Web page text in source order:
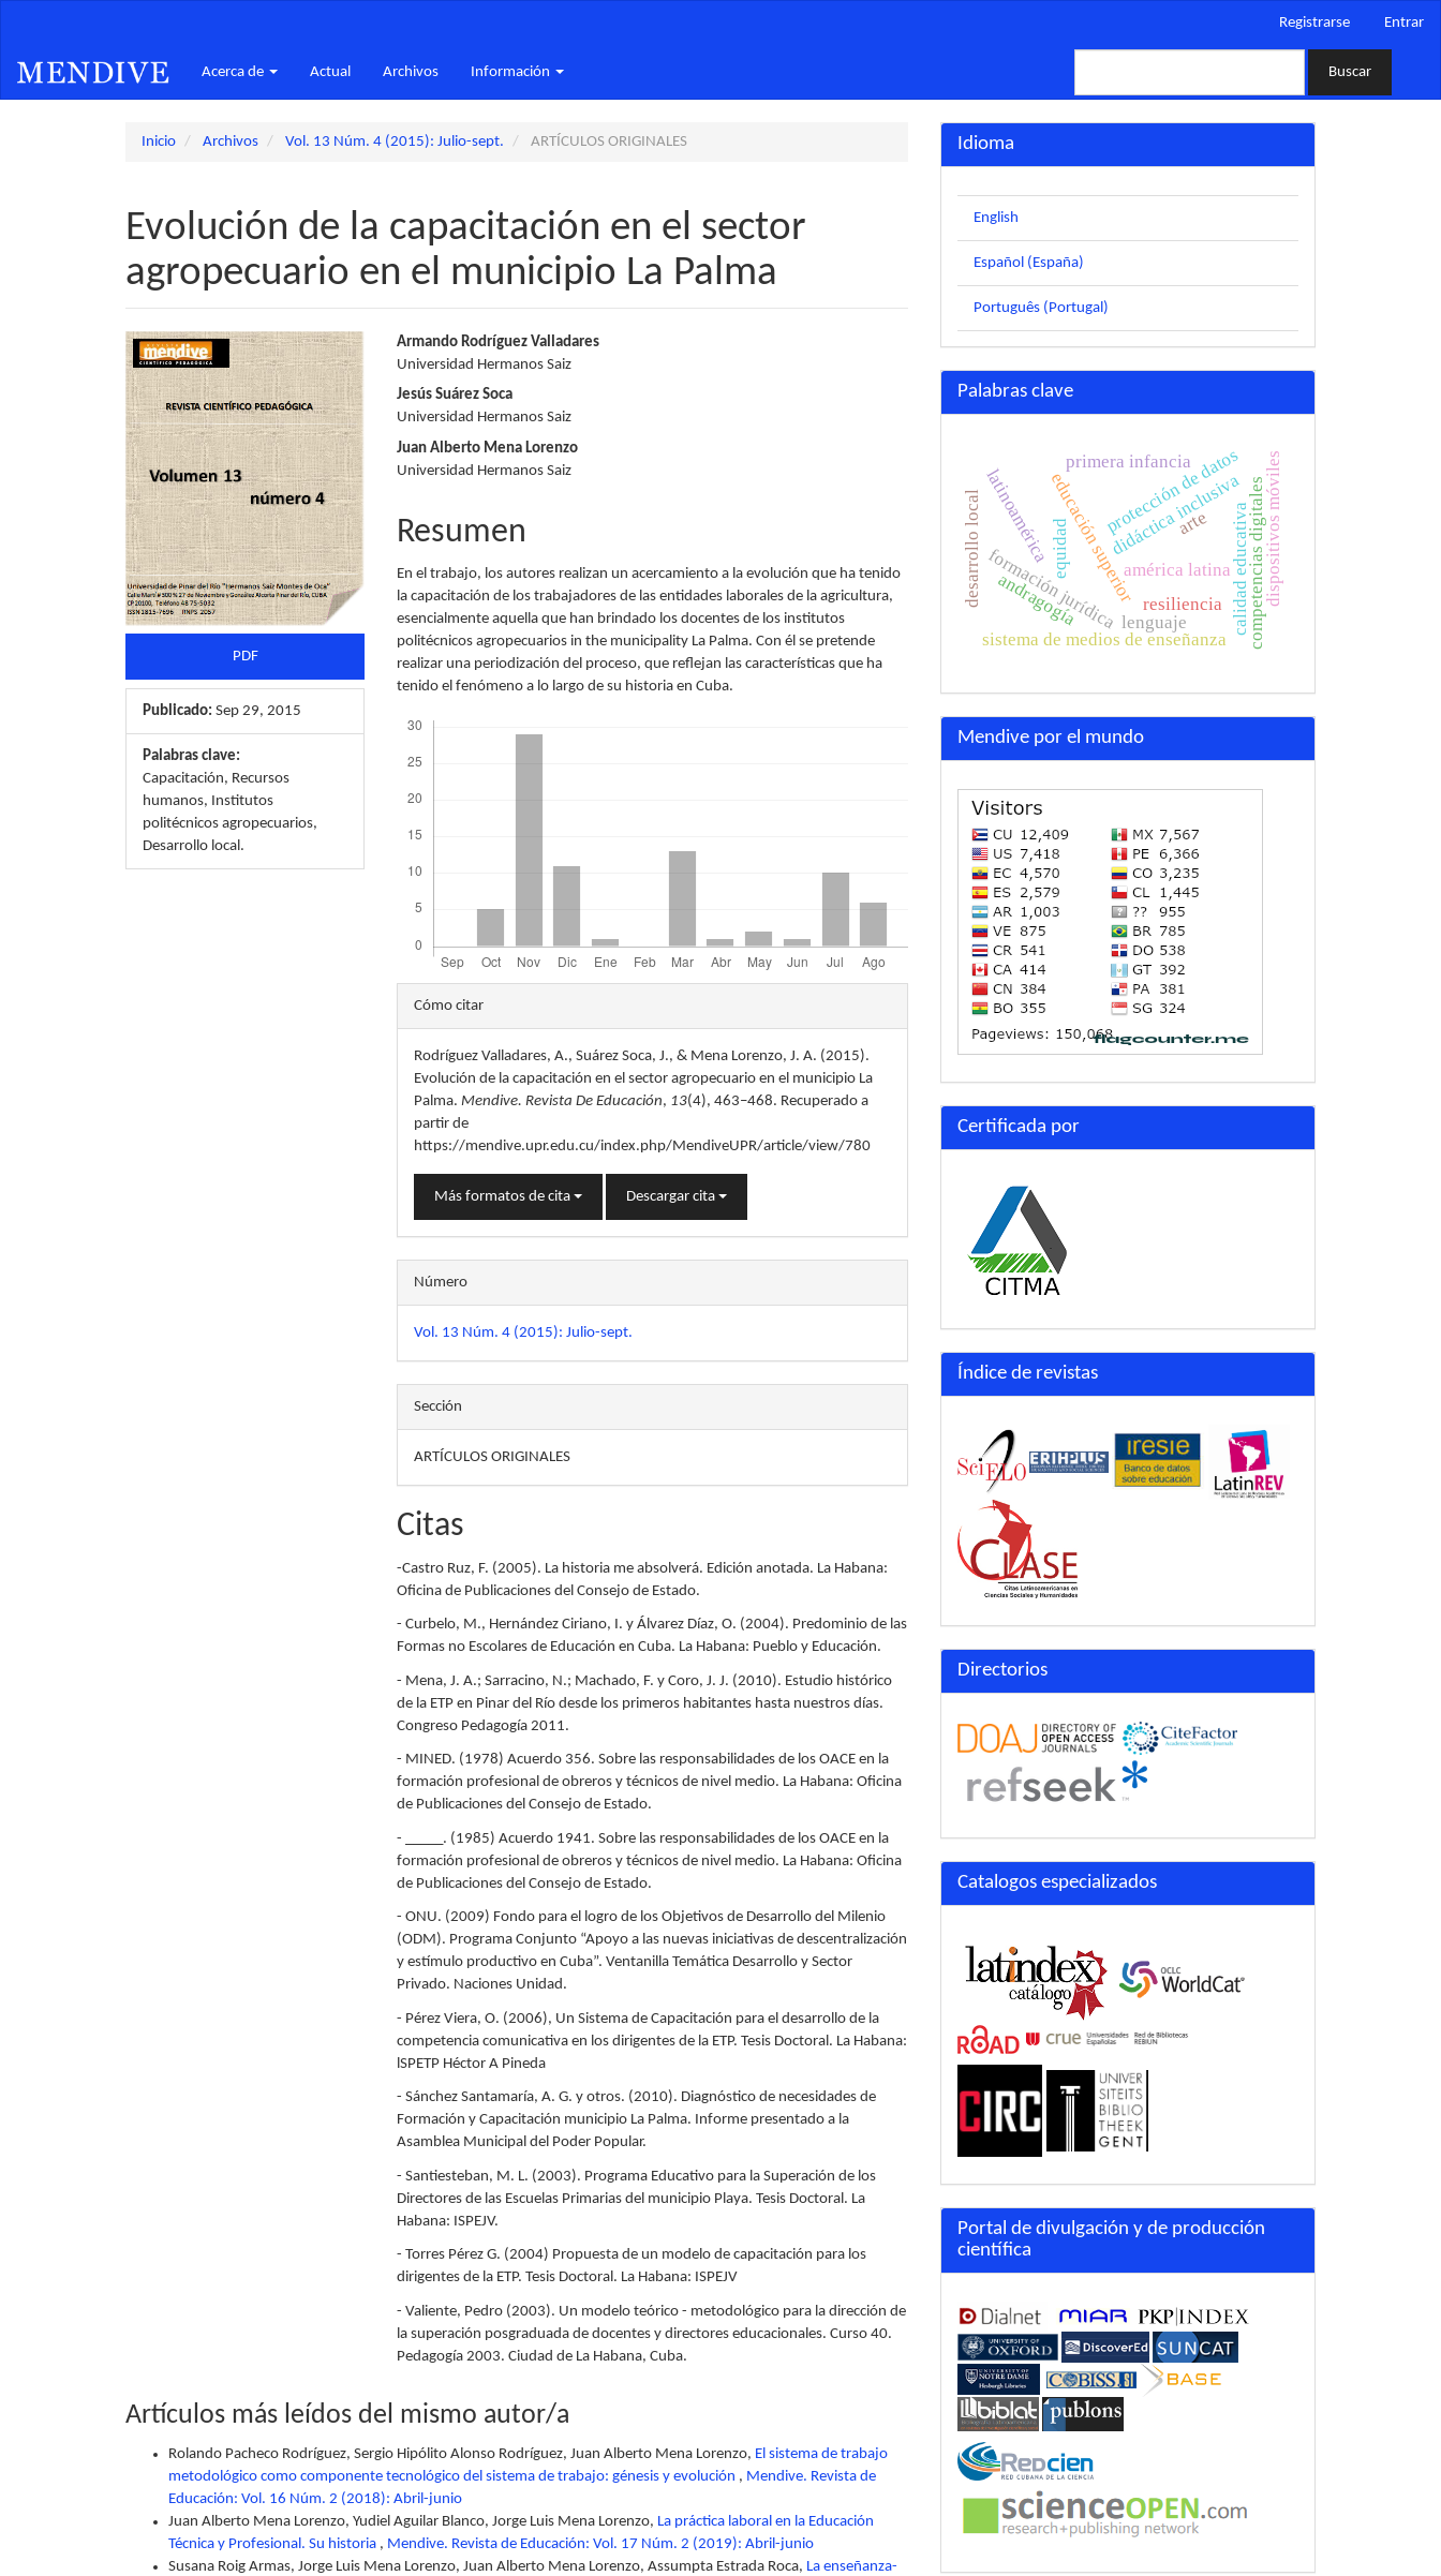
principal
Barra
Registrarse Entrar
Acerca de Actual Archivos Información Buscar
Inicio Archivos Vol. 13 Núm. 4 (2015): Julio-sept. ARTÍCULOS ORIGINALES
Evolución de la capacitación en el sector
agropecuario en el municipio La Palma
Barra
lateral
del
artículo
PDF
Publicado: Sep 29, 2015
Palabras clave:
Capacitación, Recursos
humanos, Institutos
politécnicos agropecuarios,
Desarrollo local.
Contenido
principal
del
artículo
Armando Rodríguez Valladares
Universidad Hermanos Saiz
Jesús Suárez Soca
Universidad Hermanos Saiz
Juan Alberto Mena Lorenzo
Universidad Hermanos Saiz
Resumen
En el trabajo, los autores realizan un acercamiento a la evolución que ha tenido
la capacitación de los trabajadores de las entidades laborales de la agricultura,
esencialmente aquella que han brindado los docentes de los institutos
politécnicos agropecuarios in the municipality La Palma. Con él se pretende
realizar una periodización del proceso, que reflejan las características que ha
tenido el fenómeno a lo largo de su historia en Cuba.
Detalles
del
artículo
Cómo citar
Rodríguez Valladares, A., Suárez Soca, J., & Mena Lorenzo, J. A. (2015).
Evolución de la capacitación en el sector agropecuario en el municipio La
Palma.Mendive. Revista De Educación, 13(4), 463–468. Recuperado a
partir de
https://mendive.upr.edu.cu/index.php/MendiveUPR/article/view/780
Más formatos de cita Descargar cita
Número
Vol. 13 Núm. 4 (2015): Julio-sept.
Sección
ARTÍCULOS ORIGINALES
Citas
-Castro Ruz, F. (2005). La historia me absolverá. Edición anotada. La Habana:
Oficina de Publicaciones del Consejo de Estado.
- Curbelo, M., Hernández Ciriano, I. y Álvarez Díaz, O. (2004). Predominio de las
Formas no Escolares de Educación en Cuba. La Habana: Pueblo y Educación.
- Mena, J. A.; Sarracino, N.; Machado, F. y Coro, J. J. (2010). Estudio histórico
de la ETP en Pinar del Río desde los primeros habitantes hasta nuestros días.
Congreso Pedagogía 2011.
- MINED. (1978) Acuerdo 356. Sobre las responsabilidades de los OACE en la
formación profesional de obreros y técnicos de nivel medio. La Habana: Oficina
de Publicaciones del Consejo de Estado.
- _____. (1985) Acuerdo 1941. Sobre las responsabilidades de los OACE en la
formación profesional de obreros y técnicos de nivel medio. La Habana: Oficina
de Publicaciones del Consejo de Estado.
- ONU. (2009) Fondo para el logro de los Objetivos de Desarrollo del Milenio
(ODM). Programa Conjunto “Apoyo a las nuevas iniciativas de descentralización
y estímulo productivo en Cuba”. Ventanilla Temática Desarrollo y Sector
Privado. Naciones Unidad.
- Pérez Viera, O. (2006), Un Sistema de Capacitación para el desarrollo de la
competencia comunicativa en los dirigentes de la ETP. Tesis Doctoral. La Habana:
lSPETP Héctor A Pineda
- Sánchez Santamaría, A. G. y otros. (2010). Diagnóstico de necesidades de
Formación y Capacitación municipio La Palma. Informe presentado a la
Asamblea Municipal del Poder Popular.
- Santiesteban, M. L. (2003). Programa Educativo para la Superación de los
Directores de las Escuelas Primarias del municipio Playa. Tesis Doctoral. La
Habana: ISPEJV.
- Torres Pérez G. (2004) Propuesta de un modelo de capacitación para los
dirigentes de la ETP. Tesis Doctoral. La Habana: ISPEJV
- Valiente, Pedro (2003). Un modelo teórico - metodológico para la dirección de
la superación posgraduada de docentes y directores educacionales. Curso 40.
Pedagogía 2003. Ciudad de La Habana, Cuba.
Artículos más leídos del mismo autor/a
Rolando Pacheco Rodríguez, Sergio Hipólito Alonso Rodríguez, Juan Alberto Mena Lorenzo, El sistema de trabajo
metodológico como componente tecnológico del sistema de trabajo: génesis y evolución , Mendive. Revista de
Educación: Vol. 16 Núm. 2 (2018): Abril-junio
Juan Alberto Mena Lorenzo, Yudiel Aguilar Blanco, Jorge Luis Mena Lorenzo, La práctica laboral en la Educación
Técnica y Profesional. Su historia , Mendive. Revista de Educación: Vol. 17 Núm. 2 (2019): Abril-junio
Susana Roig Armas, Jorge Luis Mena Lorenzo, Juan Alberto Mena Lorenzo, Assumpta Estrada Roca, La enseñanza-
Idioma
English
Español (España)
Português (Portugal)
Palabras clave
didáctica inclusiva
educación superioramérica latina
equidad
resiliencia calidad educativa
latinoamérica competencias digitales
formación jurídica
protección de datos
lenguaje
primera infancia
sistema de medios de enseñanza
arte dispositivos móviles
andragogía
desarrollo local
Mendive por el mundo
Certificada por
Índice de revistas
Directorios
Catalogos especializados
Portal de divulgación y de producción
científica